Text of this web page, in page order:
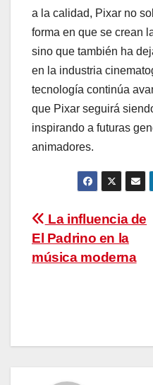
a la calidad, Pixar no
forma en que se crean
sino que también ha
en la industria
tecnología continúa
que Pixar seguirá
inspirando a futuras
animadores.
Navegación
de
La influencia de
El Padrino en la
música moderna